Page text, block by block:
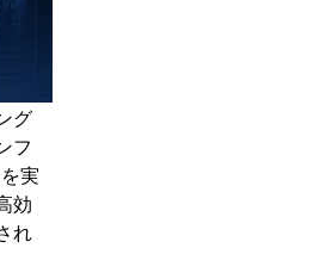
グ
フ
実
効
れ